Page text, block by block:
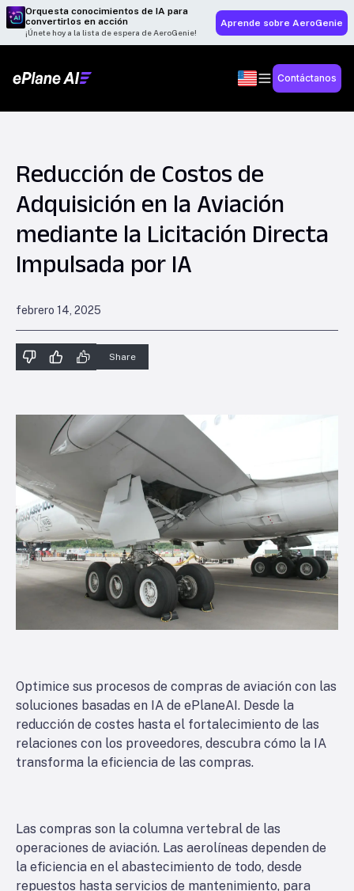
Orquesta conocimientos de IA para
convertirlos en acción
¡Únete hoy a la lista de espera de AeroGenie!
Aprende sobre AeroGenie
Contáctanos
Reducción de Costos de
Adquisición en la Aviación
mediante la Licitación Directa
Impulsada por IA
febrero 14, 2025
Share
Optimice sus procesos de compras de aviación con las
soluciones basadas en IA de ePlaneAI. Desde la
reducción de costes hasta el fortalecimiento de las
relaciones con los proveedores, descubra cómo la IA
transforma la eficiencia de las compras.
Las compras son la columna vertebral de las
operaciones de aviación. Las aerolíneas dependen de
la eficiencia en el abastecimiento de todo, desde
repuestos hasta servicios de mantenimiento, para